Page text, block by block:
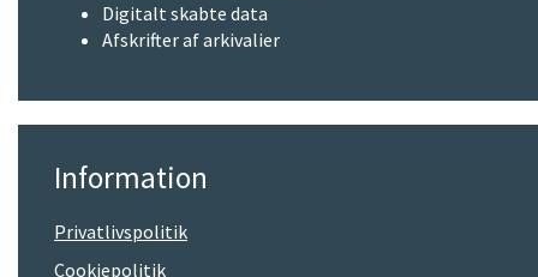
Digitalt skabte data
Afskrifter af arkivalier
Information
Privatlivspolitik
Cookiepolitik